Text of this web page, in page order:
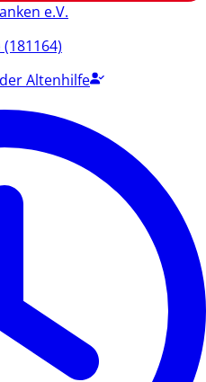
e.V.
Altenhilfe